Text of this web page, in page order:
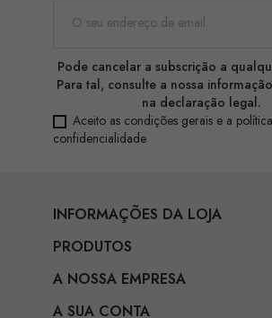
Pode cancelar a subscrição a
Para tal, consulte a nossa
na declaração legal.
Aceito as condições gerais e a
confidencialidade
INFORMAÇÕES DA LOJA
PRODUTOS
A NOSSA EMPRESA
A SUA CONTA